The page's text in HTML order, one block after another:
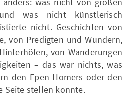
was nicht künstlerisch
nicht. Geschichten von
von Predigten und Wundern,
von Wanderungen
– das war nichts, was
den Epen Homers oder den
Seite stellen konnte.